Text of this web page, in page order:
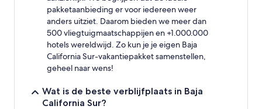
beschikbaarheid
voorwaarden.
pakketaanbieding er voor iedereen weer
anders uitziet. Daarom bieden we meer dan
500 vliegtuigmaatschappijen en +1.000.000
hotels wereldwijd. Zo kun je je eigen Baja
California Sur-vakantiepakket samenstellen,
geheel naar wens!
Wat is de beste verblijfplaats in Baja
California Sur?